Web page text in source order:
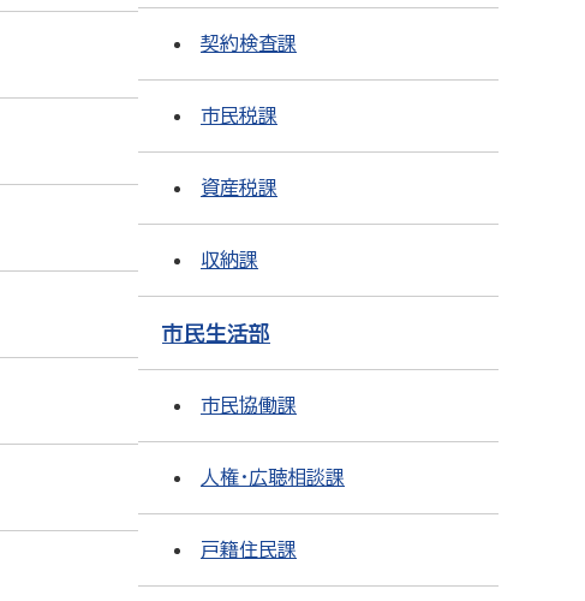
契約検査課
市民税課
資産税課
収納課
市民生活部
市民協働課
人権・広聴相談課
戸籍住民課